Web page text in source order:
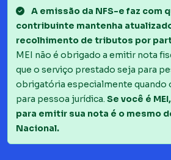
A emissão da NFS-e faz com
contribuinte mantenha
recolhimento de tributos por
MEI não é obrigado a emitir nota
que o serviço prestado seja para
obrigatória especialmente quando
para pessoa jurídica. Se você é
para emitir sua nota é o mesmo
Nacional.